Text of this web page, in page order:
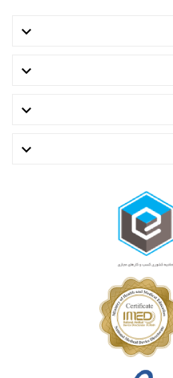



